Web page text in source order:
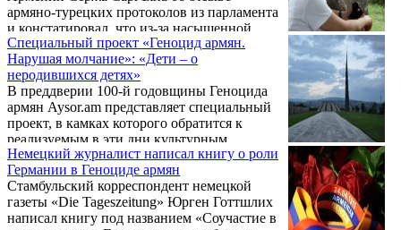
армяно-турецких протоколов из парламента
и констатировал, что из-за насыщенной
внешней и внутренней повестки дня
Турции данной новости не было отведено
должного внимания, хотя она чрезвычайно
важна. Ниже представляем перевод статьи:
Специальный проект «Геноцид армян.
Нарушая молчание»: «Дети – о
неродившихся детях»
В преддверии 100-й годовщины Геноцида
армян Aysor.am представляет специальный
проект, в камках которого обратится к
реализуемым в эти дни культурным
мероприятиям. Сегодня собеседником
Aysor.am станет главный редактор издания
«Армяне сегодня» министерства диаспоры
Армении Наири Мкртчян. В преддверии
100-й годовщины Геноцида армян
Немецкий журналист написал книгу о роли
Германии в Геноциде армян
Стамбульский корреспондент немецкой
газеты «Die Tageszeitung» Юрген Готтшлих
написал книгу под названием «Соучастие в